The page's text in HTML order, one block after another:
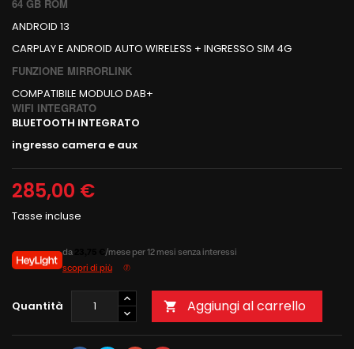
64 GB ROM
ANDROID 13
CARPLAY E ANDROID AUTO WIRELESS + INGRESSO SIM 4G
FUNZIONE MIRRORLINK
COMPATIBILE MODULO DAB+
WIFI INTEGRATO
BLUETOOTH INTEGRATO
ingresso camera e aux
285,00 €
Tasse incluse
da
/mese per 12 mesi senza interessi
scopri di più
Quantità  Aggiungi al carrello